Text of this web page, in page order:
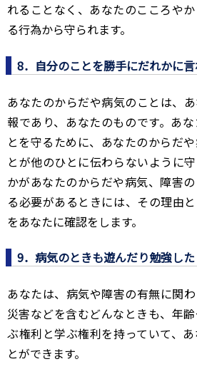
れることなく、あなたのこころや
る行為から守られます。
8．自分のことを勝手にだれかに
あなたのからだや病気のことは、
報であり、あなたのものです。あ
とを守るために、あなたのからだ
とが他のひとに伝わらないように
かがあなたのからだや病気、障害
る必要があるときには、その理由
をあなたに確認をします。
9．病気のときも遊んだり勉強し
あなたは、病気や障害の有無に関
災害などを含むどんなときも、年
ぶ権利と学ぶ権利を持っていて、
とができます。